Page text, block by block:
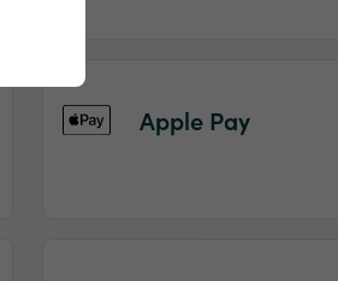
Apple Pay